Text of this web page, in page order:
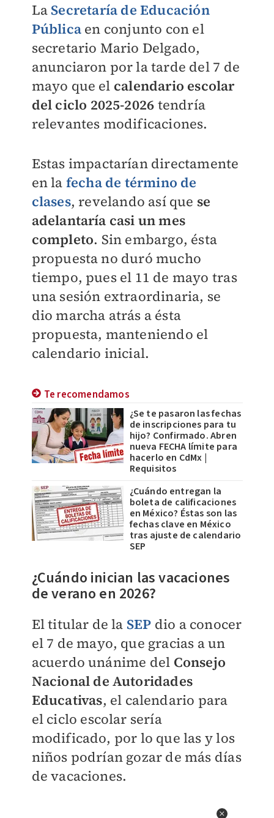
La Secretaría de Educación
Pública en conjunto con el
secretario Mario Delgado,
anunciaron por la tarde del 7 de
mayo que el calendario escolar
del ciclo 2025-2026 tendría
relevantes modificaciones.
Estas impactarían directamente
en la fecha de término de
clases, revelando así que se
adelantaría casi un mes
completo. Sin embargo, ésta
propuesta no duró mucho
tiempo, pues el 11 de mayo tras
una sesión extraordinaria, se
dio marcha atrás a ésta
propuesta, manteniendo el
calendario inicial.
Te recomendamos
¿Se te pasaron las fechas
de inscripciones para tu
hijo? Confirmado. Abren
nueva FECHA límite para
hacerlo en CdMx |
Requisitos
¿Cuándo entregan la
boleta de calificaciones
en México? Éstas son las
fechas clave en México
tras ajuste de calendario
SEP
¿Cuándo inician las vacaciones
de verano en 2026?
El titular de la SEP dio a conocer
el 7 de mayo, que gracias a un
acuerdo unánime del Consejo
Nacional de Autoridades
Educativas, el calendario para
el ciclo escolar sería
modificado, por lo que las y los
niños podrían gozar de más días
de vacaciones.